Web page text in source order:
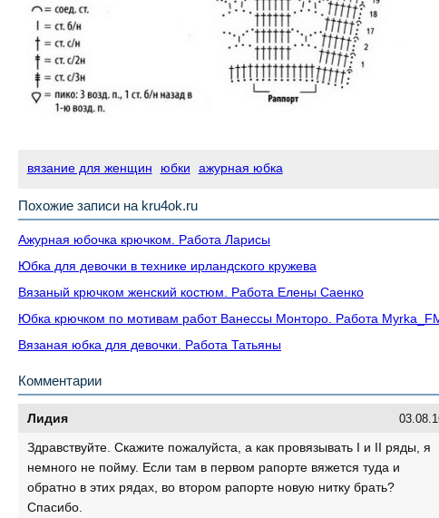
вязание для женщин юбки ажурная юбка
Похожие записи на kru4ok.ru
Ажурная юбочка крючком. Работа Ларисы
Юбка для девочки в технике ирландского кружева
Вязаный крючком женский костюм. Работа Елены Саенко
Юбка крючком по мотивам работ Ванессы Монторо. Работа
Вязаная юбка для девочки. Работа Татьяны
Комментарии
Лидия
Здравствуйте. Скажите пожалуйста, а как провязывать I и II ряды, я
немного не пойму. Если там в первом рапорте вяжется туда и
обратно в этих рядах, во втором рапорте новую нитку брать?
Спасибо.